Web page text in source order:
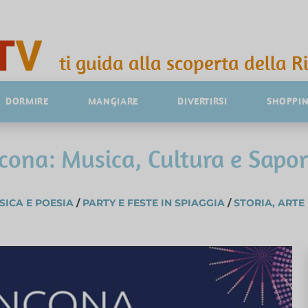
ti guida alla scoperta della
DORMIRE MANGIARE DIVERTIRSI
Musica, Cultura e
E POESIA / PARTY E FESTE IN SPIAGGIA /STORIA, ARTE